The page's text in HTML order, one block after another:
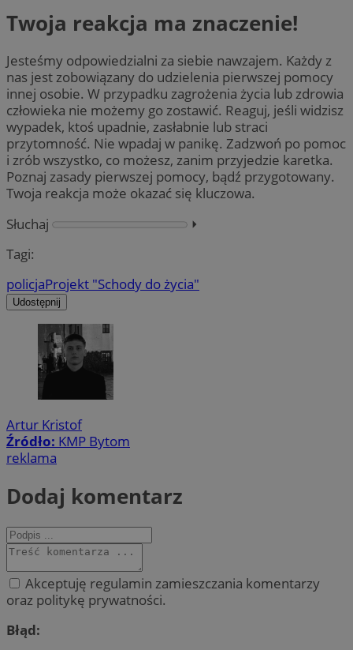
Twoja reakcja ma znaczenie!
Jesteśmy odpowiedzialni za siebie nawzajem. Każdy z
nas jest zobowiązany do udzielenia pierwszej pomocy
innej osobie. W przypadku zagrożenia życia lub zdrowia
człowieka nie możemy go zostawić. Reaguj, jeśli widzisz
wypadek, ktoś upadnie, zasłabnie lub straci
przytomność. Nie wpadaj w panikę. Zadzwoń po pomoc
i zrób wszystko, co możesz, zanim przyjedzie karetka.
Poznaj zasady pierwszej pomocy, bądź przygotowany.
Twoja reakcja może okazać się kluczowa.
Słuchaj
⏵︎
Tagi:
policjaProjekt "Schody do życia"
Udostępnij
Artur Kristof
Źródło: KMP Bytom
reklama
Dodaj komentarz
Akceptuję regulamin zamieszczania komentarzy
oraz politykę prywatności.
Błąd: